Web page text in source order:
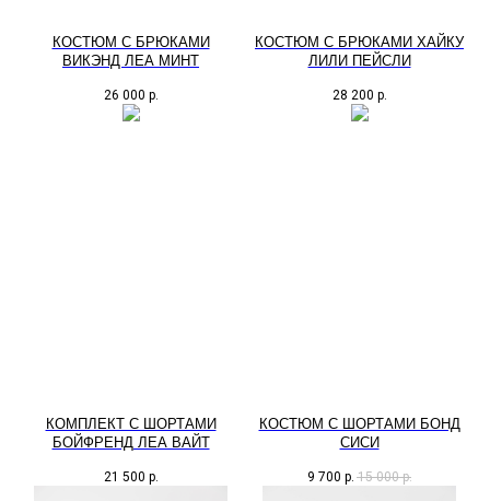
КОСТЮМ С БРЮКАМИ
ВИКЭНД ЛЕА МИНТ
26 000 р.
КОСТЮМ С БРЮКАМИ ХАЙКУ
ЛИЛИ ПЕЙСЛИ
28 200 р.
КОМПЛЕКТ С ШОРТАМИ
БОЙФРЕНД ЛЕА ВАЙТ
21 500 р.
КОСТЮМ С ШОРТАМИ БОНД
СИСИ
9 700 р. 15 000 р.